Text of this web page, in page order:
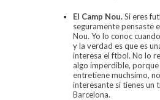
El Camp Nou.Si eres
seguramente pensaste
Nou. Yo lo conoc
y la verdad es que es
interesa el ftbol. No lo
algo imperdible,
entretiene muchsimo,
interesante si tienes un
Barcelona.